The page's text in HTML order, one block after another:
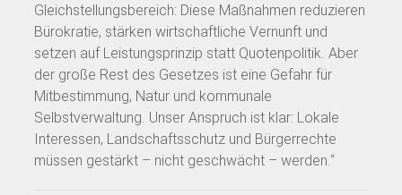
Gleichstellungsbereich: Diese Maßnahmen reduzieren
Bürokratie, stärken wirtschaftliche Vernunft und
setzen auf Leistungsprinzip statt Quotenpolitik. Aber
der große Rest des Gesetzes ist eine Gefahr für
Mitbestimmung, Natur und kommunale
Selbstverwaltung. Unser Anspruch ist klar: Lokale
Interessen, Landschaftsschutz und Bürgerrechte
müssen gestärkt – nicht geschwächt – werden.“